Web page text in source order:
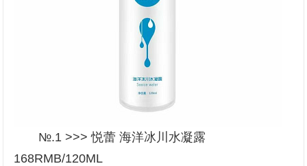
№.1 >>> 悦蕾 海洋冰川水凝露
168RMB/120ML